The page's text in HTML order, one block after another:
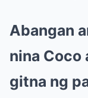
Abangan
nina
gitna ng